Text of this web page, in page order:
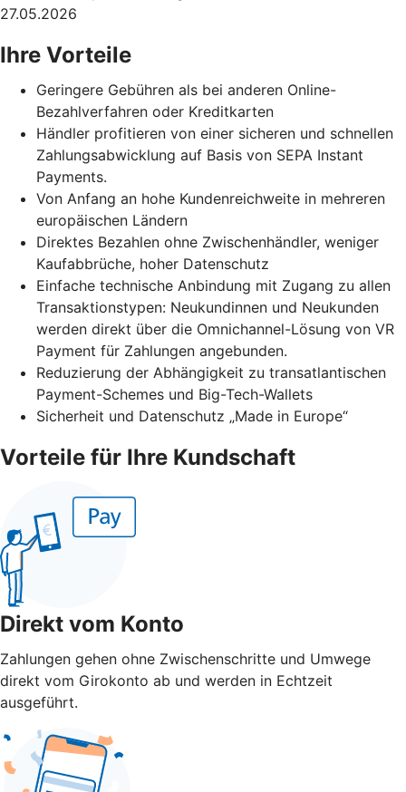
27.05.2026
Ihre Vorteile
Geringere Gebühren als bei anderen Online-
Bezahlverfahren oder Kreditkarten
Händler profitieren von einer sicheren und schnellen
Zahlungsabwicklung auf Basis von SEPA Instant
Payments.
Von Anfang an hohe Kundenreichweite in mehreren
europäischen Ländern
Direktes Bezahlen ohne Zwischenhändler, weniger
Kaufabbrüche, hoher Datenschutz
Einfache technische Anbindung mit Zugang zu allen
Transaktionstypen: Neukundinnen und Neukunden
werden direkt über die Omnichannel-Lösung von VR
Payment für Zahlungen angebunden.
Reduzierung der Abhängigkeit zu transatlantischen
Payment-Schemes und Big-Tech-Wallets
Sicherheit und Datenschutz „Made in Europe“
Vorteile für Ihre Kundschaft
Direkt vom Konto
Zahlungen gehen ohne Zwischenschritte und Umwege
direkt vom Girokonto ab und werden in Echtzeit
ausgeführt.